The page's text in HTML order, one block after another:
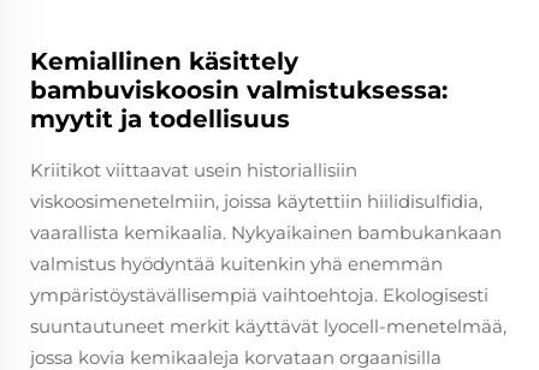
Kemiallinen käsittely
bambuviskoosin valmistuksessa:
myytit ja todellisuus
Kriitikot viittaavat usein historiallisiin
viskoosimenetelmiin, joissa käytettiin hiilidisulfidia,
vaarallista kemikaalia. Nykyaikainen bambukankaan
valmistus hyödyntää kuitenkin yhä enemmän
ympäristöystävällisempiä vaihtoehtoja. Ekologisesti
suuntautuneet merkit käyttävät lyocell-menetelmää,
jossa kovia kemikaaleja korvataan orgaanisilla